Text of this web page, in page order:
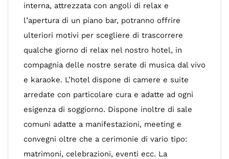
interna, attrezzata con angoli di relax e
l’apertura di un piano bar, potranno offrire
ulteriori motivi per scegliere di trascorrere
qualche giorno di relax nel nostro hotel, in
compagnia delle nostre serate di musica dal vivo
e karaoke. L’hotel dispone di camere e suite
arredate con particolare cura e adatte ad ogni
esigenza di soggiorno. Dispone inoltre di sale
comuni adatte a manifestazioni, meeting e
convegni oltre che a cerimonie di vario tipo:
matrimoni, celebrazioni, eventi ecc. La